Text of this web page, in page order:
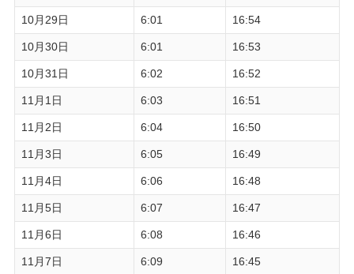
10月29日 6:01 16:54
10月30日 6:01 16:53
10月31日 6:02 16:52
11月1日 6:03 16:51
11月2日 6:04 16:50
11月3日 6:05 16:49
11月4日 6:06 16:48
11月5日 6:07 16:47
11月6日 6:08 16:46
11月7日 6:09 16:45